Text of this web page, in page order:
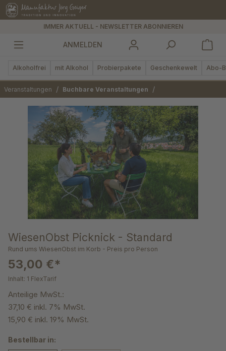
springen
IMMER AKTUELL - NEWSLETTER ABONNIEREN
ANMELDEN
Alkoholfrei mit Alkohol Probierpakete Geschenkewelt Abo-
Veranstaltungen / Buchbare Veranstaltungen /
Bildergalerie überspringen
WiesenObst Picknick - Standard
Rund ums WiesenObst im Korb - Preis pro Person
53,00 €*
Inhalt: 1 FlexTarif
Anteilige MwSt.:
37,10 € inkl. 7% MwSt.
15,90 € inkl. 19% MwSt.
Bestellbar in: